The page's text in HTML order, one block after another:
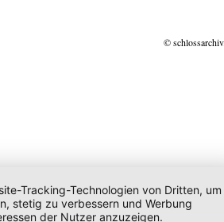
©
Tracking-Technologien von Dritten, um
stetig zu verbessern und Werbung
der Nutzer anzuzeigen.